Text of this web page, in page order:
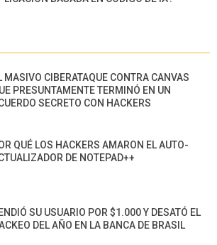
MASIVO CIBERATAQUE CONTRA CANVAS
PRESUNTAMENTE TERMINÓ EN UN
SECRETO CON HACKERS
QUÉ LOS HACKERS AMARON EL AUTO-
DE NOTEPAD++
SU USUARIO POR $1.000 Y DESATÓ EL
DEL AÑO EN LA BANCA DE BRASIL